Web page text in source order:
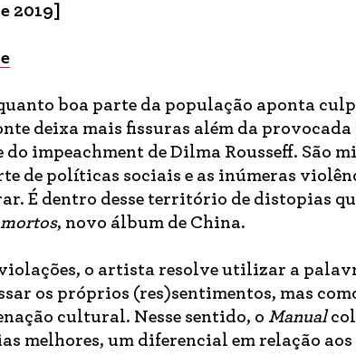
2019]
boa parte da população aponta
deixa mais fissuras além da provocada
impeachment de Dilma Rousseff. São
de políticas sociais e as inúmeras
É dentro desse território de distopias
, novo álbum de China.
o artista resolve utilizar a
os próprios (res)sentimentos, mas
cultural. Nesse sentido, o Manual
melhores, um diferencial em relação aos